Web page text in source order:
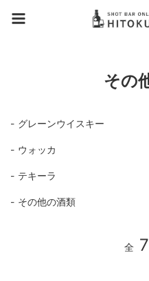
その
グレーンウイスキー
ウォッカ
テキーラ
その他の酒類
全